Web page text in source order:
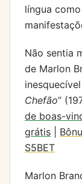
língua
Não sentia
de Marlon
Chefão”
de boas-
grátis
S5BET
Marlon